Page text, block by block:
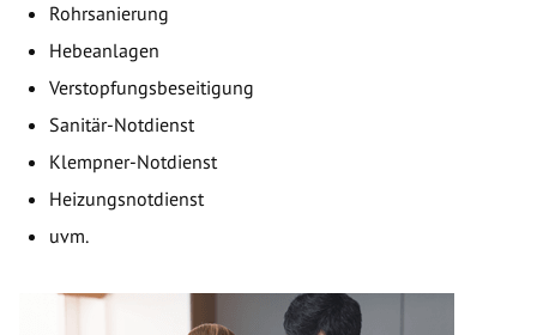
Rohrsanierung
Hebeanlagen
Verstopfungsbeseitigung
Sanitär-Notdienst
Klempner-Notdienst
Heizungsnotdienst
uvm.